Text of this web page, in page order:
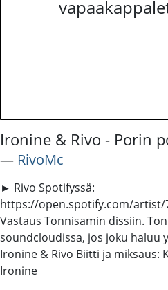
Ironine & Rivo - Porin
― RivoMc
► Rivo Spotifyssä:
https://open.spotify.com/artist/
Vastaus Tonnisamin dissiin.
soundcloudissa, jos joku haluu
Ironine & Rivo Biitti ja miksaus:
Ironine